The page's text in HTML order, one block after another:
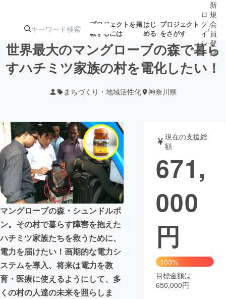
プロジェクトを掲
載するには
はじ
める
プロジェクト
をさがす
ターン
注目の新着プロ
ジェクト
募集終了が近いプ
ロジェクト
アート・写真 音楽
テクノロジー・ガジェット ゲーム・サ
映像・映画
ビジネス・起業
まちづくり・地域活性化
CAMPFIRE for Social Good
CAMPFIRE Creation
CAMPFIREふるさと納税
コミュニティ
ロ
グ
イ
ン
/
新
規
会
員
登
録
世界最大のマングローブの森で暮ら
すハチミツ家族の村を電化したい！
まちづくり・地域活性化 神奈川県
マングローブの森・シュンドルボ
ン。その村で暮らす障害を抱えた
ハチミツ家族たちを救うために、
電力を届けたい！画期的な電力シ
ステムを導入、将来は電力を教
育・医療に使えるようにして、多
くの村の人達の未来を照らしま
現在の支援総
額
671,
000
円
103%
目標金額は
650,000円